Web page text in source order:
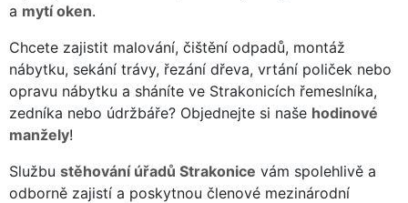
a mytí oken.
Chcete zajistit malování, čištění odpadů, montáž
nábytku, sekání trávy, řezání dřeva, vrtání poliček nebo
opravu nábytku a sháníte ve Strakonicích řemeslníka,
zedníka nebo údržbáře? Objednejte si naše hodinové
manžely!
Službu stěhování úřadů Strakonice vám spolehlivě a
odborně zajistí a poskytnou členové mezinárodní